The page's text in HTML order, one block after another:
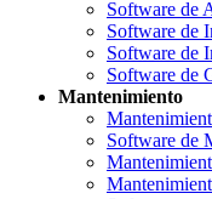
Software de
Software de
Software de
Software de
Mantenimiento
Software de